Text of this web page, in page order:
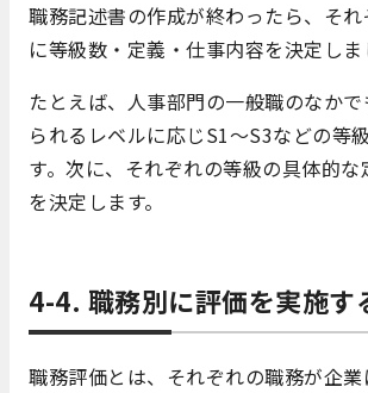
職務記述書の作成が終わったら、そ
に等級数・定義・仕事内容を決定しま
たとえば、人事部門の一般職のなか
られるレベルに応じS1～S3などの等
す。次に、それぞれの等級の具体的
を決定します。
4-4. 職務別に評価を実施す
職務評価とは、それぞれの職務が企